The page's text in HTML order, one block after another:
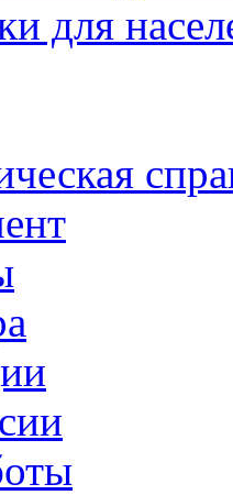
для